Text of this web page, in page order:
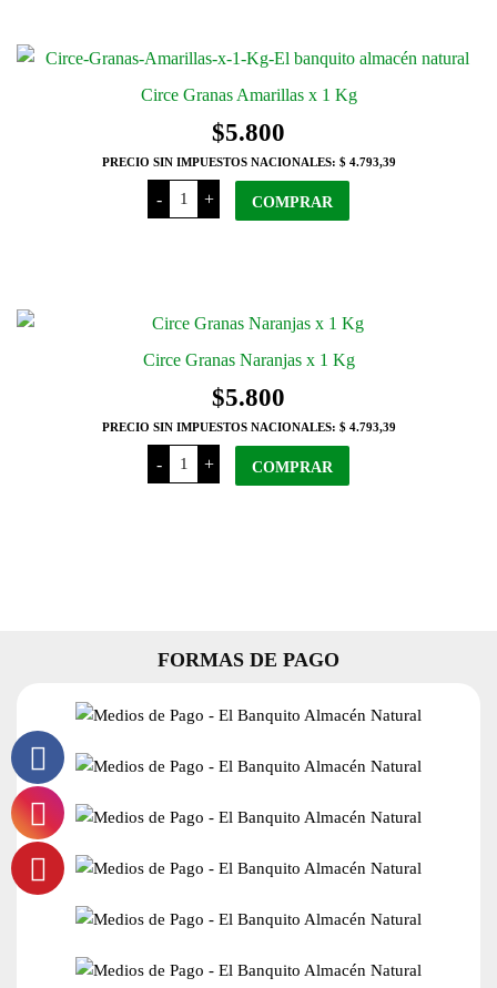
Circe Granas Amarillas x 1 Kg
$5.800
PRECIO SIN IMPUESTOS NACIONALES: $ 4.793,39
-
Circe
Granas
Amarillas
+ COMPRAR
Circe Granas Naranjas x 1 Kg
$5.800
PRECIO SIN IMPUESTOS NACIONALES: $ 4.793,39
-
Circe
Granas
Naranjas
+ COMPRAR
FORMAS DE PAGO